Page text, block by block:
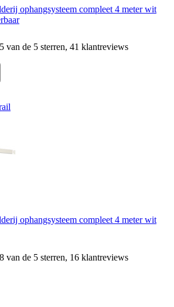
ophangsysteem compleet 4 meter wit
van de 5 sterren, 41 klantreviews
ophangsysteem compleet 4 meter wit
van de 5 sterren, 16 klantreviews